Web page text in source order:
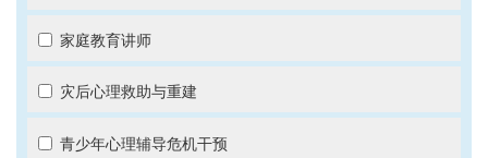
家庭教育讲师
灾后心理救助与重建
青少年心理辅导危机干预